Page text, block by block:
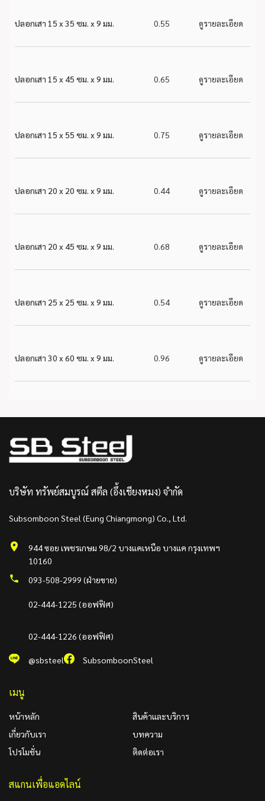
ปลอกเสา 15 x 35 ซม. x 9 มม. 0.55 ดูรายละเอียด
ปลอกเสา 15 x 45 ซม. x 9 มม. 0.65 ดูรายละเอียด
ปลอกเสา 15 x 55 ซม. x 9 มม. 0.75 ดูรายละเอียด
ปลอกเสา 20 x 20 ซม. x 9 มม. 0.44 ดูรายละเอียด
ปลอกเสา 20 x 45 ซม. x 9 มม. 0.68 ดูรายละเอียด
ปลอกเสา 25 x 25 ซม. x 9 มม. 0.54 ดูรายละเอียด
ปลอกเสา 30 x 60 ซม. x 9 มม. 0.96 ดูรายละเอียด
บริษัท ทรัพย์สมบูรณ์ สตีล (อึ้งเชียงหมง) จำกัด
Subsomboon Steel (Eung Chiangmong) Co., Ltd.
944 ซอย เพชรเกษม 98/2 บางแคเหนือ บางแค กรุงเทพฯ
10160
093-508-2999 (ฝ่ายขาย)
02-444-1225 (ออฟฟิศ)
02-444-1226 (ออฟฟิศ)
@sbsteel SubsomboonSteel
เมนู
หน้าหลัก
เกี่ยวกับเรา
โปรโมชั่น
สินค้าและบริการ
บทความ
ติดต่อเรา
สแกนเพื่อแอดไลน์